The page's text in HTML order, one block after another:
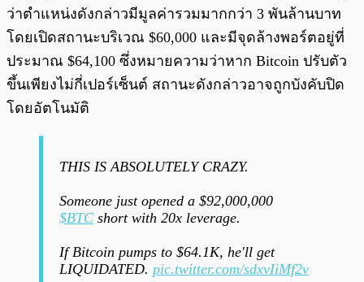
ว่าตำแหน่งดังกล่าวมีมูลค่ารวมมากกว่า 3 พันล้านบาท
โดยเปิดสถานะบริเวณ $60,000 และมีจุดล้างพอร์ตอยู่ที่
ประมาณ $64,100 ซึ่งหมายความว่าหาก Bitcoin ปรับตัว
ขึ้นเพียงไม่กี่เปอร์เซ็นต์ สถานะดังกล่าวอาจถูกบังคับปิด
โดยอัตโนมัติ
THIS IS ABSOLUTELY CRAZY.
Someone just opened a $92,000,000
$BTC short with 20x leverage.
If Bitcoin pumps to $64.1K, he'll get
LIQUIDATED. pic.twitter.com/sdxvIiMf2v